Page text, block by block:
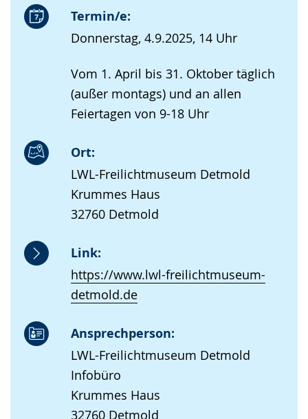
Termin/e:
Donnerstag, 4.9.2025, 14 Uhr
Vom 1. April bis 31. Oktober täglich
(außer montags) und an allen
Feiertagen von 9-18 Uhr
Ort:
LWL-Freilichtmuseum Detmold
Krummes Haus
32760 Detmold
Link:
https://www.lwl-freilichtmuseum-
detmold.de
Ansprechperson:
LWL-Freilichtmuseum Detmold
Infobüro
Krummes Haus
32760 Detmold